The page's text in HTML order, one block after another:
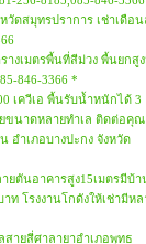
วัดสมุทรปราการ เช่าเดือน
างเมตรพื้นที่สีม่วง พื้นยกสู
846-3366 *
เควีเอ พื้นรับน้ำหนักได้ 3
ยขนาดหลายทำเล ติดต่อคุณ
อำเภอบางปะกง จังหวัด
ยตันอาคารสูง15เมตรมีบ้า
โรงงานโกดังให้เช่ามีหล
ายสี่ศาลายาอำเภอพุทธ